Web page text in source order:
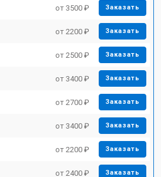
от 3500 ₽ Заказать
от 2200 ₽ Заказать
от 2500 ₽ Заказать
от 3400 ₽ Заказать
от 2700 ₽ Заказать
от 3400 ₽ Заказать
от 2200 ₽ Заказать
от 2400 ₽ Заказать